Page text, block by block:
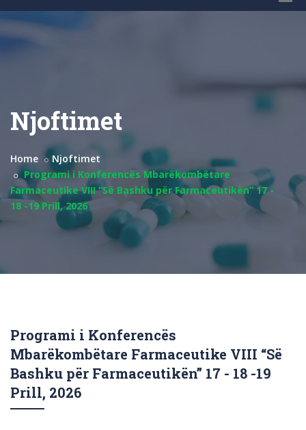
Njoftimet
Home
Njoftimet
Programi i Konferencës Mbarëkombëtare
Farmaceutike VIII “Së Bashku për Farmaceutikën” 17 -
18 -19 Prill, 2026
Programi i Konferencës
Mbarëkombëtare Farmaceutike VIII “Së
Bashku për Farmaceutikën” 17 - 18 -19
Prill, 2026